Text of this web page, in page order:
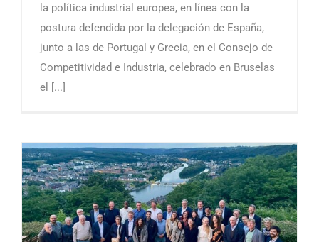
la política industrial europea, en línea con la
postura defendida por la delegación de España,
junto a las de Portugal y Grecia, en el Consejo de
Competitividad e Industria, celebrado en Bruselas
el [...]